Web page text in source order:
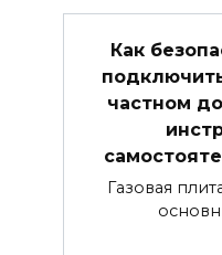
Как
частном
Газовая